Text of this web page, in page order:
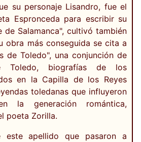
su personaje Lisandro, fue el
Espronceda para escribir su
de Salamanca", cultivó también
obra más conseguida se cita a
de Toledo", una conjunción de
Toledo, biografías de los
en la Capilla de los Reyes
toledanas que influyeron
la generación romántica,
poeta Zorilla.
este apellido que pasaron a